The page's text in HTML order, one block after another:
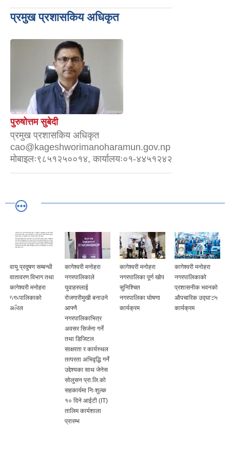
प्रमुख प्रशासकिय अधिकृत
पुरुषोत्तम सुबेदी
प्रमुख प्रशासकिय अधिकृत
cao@kageshworimanoharamun.gov.np
मोबाइलः९८५१२५००१४, कार्यालयः०१-४४५१२४२
वायु प्रदुषण सम्बन्धी
वातावरण विभाग तथा
कागेश्वरी मनोहरा
नगरपालिकाको
अपिल
कागेश्वरी मनोहरा
नगरपालिकाले
युवाहरुलाई
रोजगारीमुखी बनाउने
आफ्नै
नगरपालिकाभित्र
अवसर सिर्जना गर्ने
तथा डिजिटल
साक्षरता र कार्यस्थल
तत्परता अभिवृद्धि गर्ने
उद्देश्यका साथ जेनेस
सोलुसन प्रा.लि.को
सहकार्यमा निःशुल्क
१० दिने आईटी (IT)
तालिम कार्यशाला
प्रारम्भ
कागेश्वरी मनोहरा
नगरपालिका पूर्ण खोप
सुनिश्चित
नगरपालिका घोषणा
कार्यक्रम
कागेश्वरी मनोहरा
नगरपालिकाको
प्रशासनीक भवनको
औपचारिक उद्घाटन
कार्यक्रम